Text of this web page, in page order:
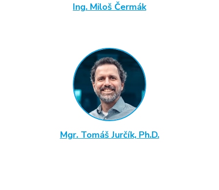
Ing. Miloš Čermák
Mgr. Tomáš Jurčík, Ph.D.